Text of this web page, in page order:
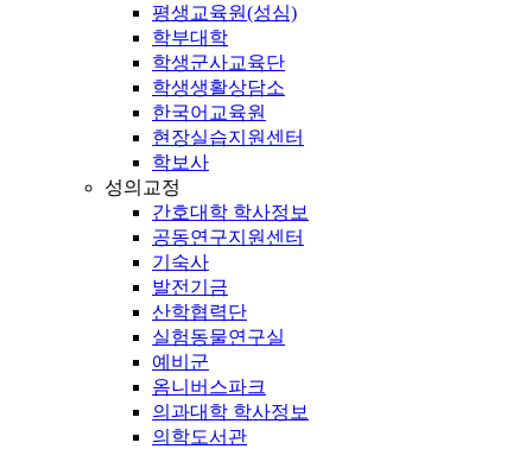
평생교육원(성심)
학부대학
학생군사교육단
학생생활상담소
한국어교육원
현장실습지원센터
학보사
성의교정
간호대학 학사정보
공동연구지원센터
기숙사
발전기금
산학협력단
실험동물연구실
예비군
옴니버스파크
의과대학 학사정보
의학도서관